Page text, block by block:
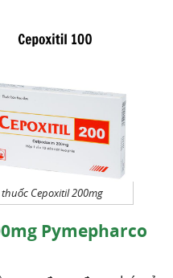
Cepoxitil 200mg
Pymepharco